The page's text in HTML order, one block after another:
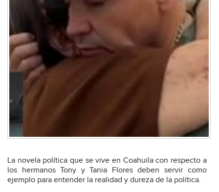
La novela política que se vive en Coahuila con respecto a
los hermanos Tony y Tania Flores deben servir como
ejemplo para entender la realidad y dureza de la política.